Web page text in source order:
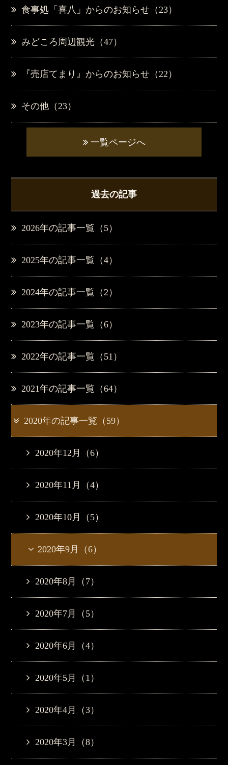
食事処「喜八」からのお知らせ（23）
みどころ周辺観光（47）
『売店てまり』からのお知らせ（22）
その他（23）
一覧ページへ
過去の記事
2026年の記事一覧（5）
2025年の記事一覧（4）
2024年の記事一覧（2）
2023年の記事一覧（6）
2022年の記事一覧（51）
2021年の記事一覧（64）
2020年の記事一覧（59）
2020年12月（6）
2020年11月（4）
2020年10月（5）
2020年9月（6）
2020年8月（7）
2020年7月（5）
2020年6月（4）
2020年5月（1）
2020年4月（3）
2020年3月（8）